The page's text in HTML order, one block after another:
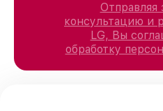
Отправляя
консультацию и
LG, Вы
обработку